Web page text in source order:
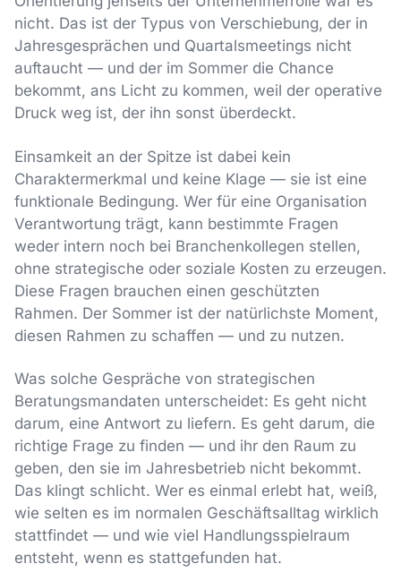
nicht. Das ist der Typus von Verschiebung, der in
Jahresgesprächen und Quartalsmeetings nicht
auftaucht — und der im Sommer die Chance
bekommt, ans Licht zu kommen, weil der operative
Druck weg ist, der ihn sonst überdeckt.
Einsamkeit an der Spitze ist dabei kein
Charaktermerkmal und keine Klage — sie ist eine
funktionale Bedingung. Wer für eine Organisation
Verantwortung trägt, kann bestimmte Fragen
weder intern noch bei Branchenkollegen stellen,
ohne strategische oder soziale Kosten zu erzeugen.
Diese Fragen brauchen einen geschützten
Rahmen. Der Sommer ist der natürlichste Moment,
diesen Rahmen zu schaffen — und zu nutzen.
Was solche Gespräche von strategischen
Beratungsmandaten unterscheidet: Es geht nicht
darum, eine Antwort zu liefern. Es geht darum, die
richtige Frage zu finden — und ihr den Raum zu
geben, den sie im Jahresbetrieb nicht bekommt.
Das klingt schlicht. Wer es einmal erlebt hat, weiß,
wie selten es im normalen Geschäftsalltag wirklich
stattfindet — und wie viel Handlungsspielraum
entsteht, wenn es stattgefunden hat.